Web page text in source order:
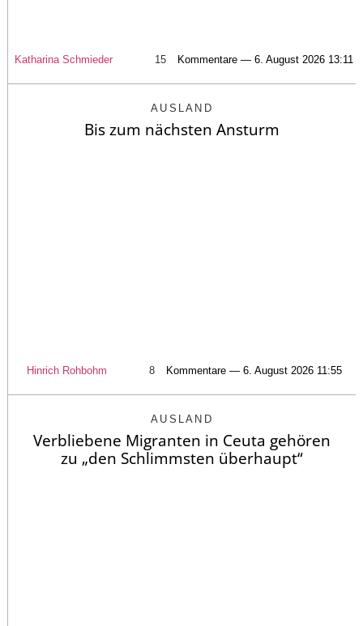
Katharina Schmieder 15 Kommentare — 6. August 2026 13:11
AUSLAND
Bis zum nächsten Ansturm
Hinrich Rohbohm 8 Kommentare — 6. August 2026 11:55
AUSLAND
Verbliebene Migranten in Ceuta gehören
zu „den Schlimmsten überhaupt“